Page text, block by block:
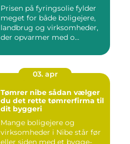
Prisen på fyringsolie fylder
meget for både boligejere,
landbrug og virksomheder,
der opvarmer med o...
03. apr
Tømrer nibe sådan vælger
du det rette tømrerfirma til
dit byggeri
Mange boligejere og
virksomheder i Nibe står før
eller siden med et bygge-